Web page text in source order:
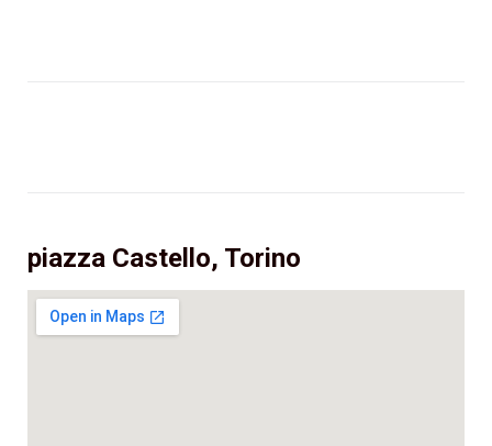
piazza Castello, Torino